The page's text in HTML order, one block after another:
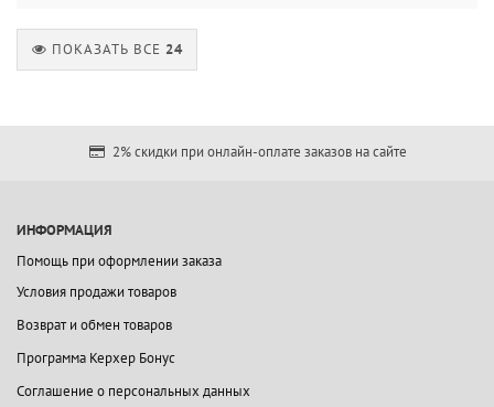
ПОКАЗАТЬ ВСЕ 24
2% скидки при онлайн-оплате заказов на сайте
ИНФОРМАЦИЯ
Помощь при оформлении заказа
Условия продажи товаров
Возврат и обмен товаров
Программа Керхер Бонус
Соглашение о персональных данных